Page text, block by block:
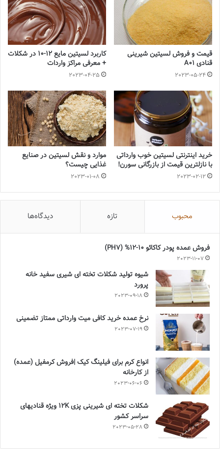
قیمت و فروش لسیتین شیرینی
قنادی A01
2023-05-24
کاربرد لسیتین مایع 12-10 در شکلات
+ معرفی مراکز واردات
2023-04-25
خرید اینترنتی لسیتین خوب وارداتی
با نازلترین قیمت از بازرگانی سورن!
2023-02-12
موارد و نقش لسیتین در صنایع
غذایی چیست؟
2023-01-08
محبوب تازه دیدگاه‌ها
فروش عمده پودر کاکائو 10-12% (PH7)
2023-11-07
شیوه تولید شکلات تخته ای شیری سفید خانه
پرورد
2023-09-18
نرخ عمده خرید کافی میت وارداتی ممتاز تضمینی
2023-07-19
انواع کرم برای فیلینگ کیک |فروش کرمفیل (عمده)
از کارخانه
2023-06-06
شکلات تخته ای شیرینی پزی 12K ویژه قنادیهای
سراسر کشور
2023-05-28